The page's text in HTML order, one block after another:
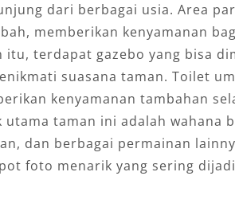
dari berbagai usia. Area
memberikan kenyamanan
itu, terdapat gazebo yang bisa
suasana taman. Toilet
kenyamanan tambahan
taman ini adalah wahana
dan berbagai permainan
foto menarik yang sering